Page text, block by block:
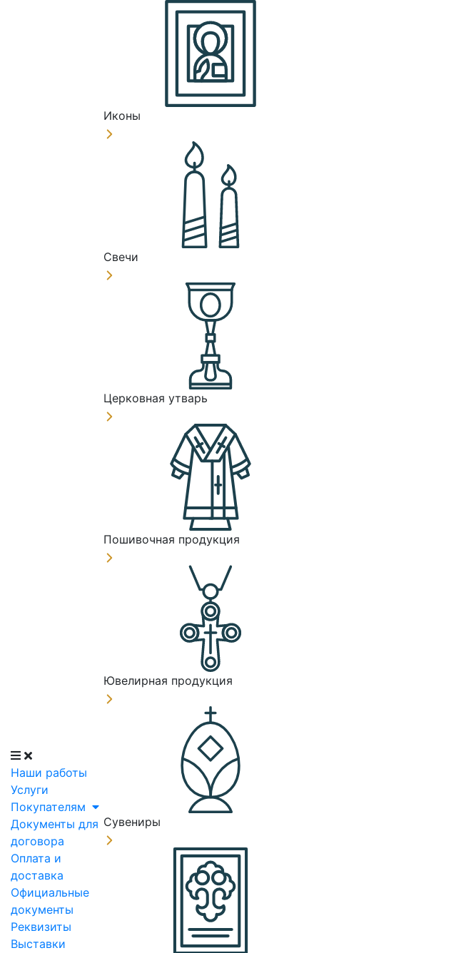
Наши работы
Услуги
Покупателям
Документы для
договора
Оплата и
доставка
Официальные
документы
Реквизиты
Выставки
Иконы
Свечи
Церковная утварь
Пошивочная продукция
Ювелирная продукция
Сувениры